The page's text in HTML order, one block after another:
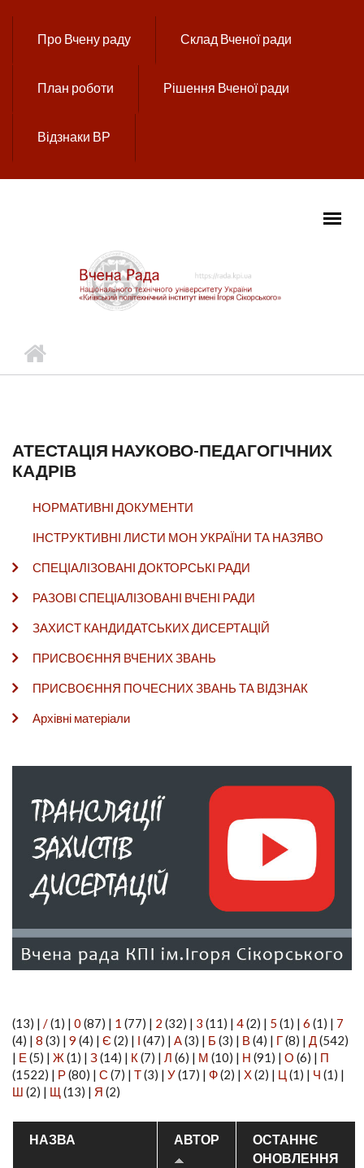
Про Вчену раду Склад Вченої ради
План роботи Рішення Вченої ради
Відзнаки ВР
ГОЛОВНЕ МЕНЮ
АТЕСТАЦІЯ НАУКОВО-ПЕДАГОГІЧНИХ
КАДРІВ
НОРМАТИВНІ ДОКУМЕНТИ
ІНСТРУКТИВНІ ЛИСТИ МОН УКРАЇНИ ТА НАЗЯВО
СПЕЦІАЛІЗОВАНІ ДОКТОРСЬКІ РАДИ
РАЗОВІ СПЕЦІАЛІЗОВАНІ ВЧЕНІ РАДИ
ЗАХИСТ КАНДИДАТСЬКИХ ДИСЕРТАЦІЙ
ПРИСВОЄННЯ ВЧЕНИХ ЗВАНЬ
ПРИСВОЄННЯ ПОЧЕСНИХ ЗВАНЬ ТА ВІДЗНАК
Архівні матеріали
(13) | /(1) | 0 (87) | 1 (77) | 2 (32) | 3 (11) | 4(2) | 5 (1) | 6 (1) | 7
(4) | 8 (3) | 9 (4) | Є (2) | І (47) | А(3) | Б (3) | В(4) | Г(8) | Д(542)
| Е (5) | Ж (1) | З(14) | К (7) | Л (6) | М (10) | Н (91) | О (6) | П
(1522) | Р(80) | С (7) | Т(3) | У(17) | Ф(2) | Х(2) | Ц (1) | Ч (1) |
Ш (2) | Щ (13) | Я (2)
НАЗВА АВТОР
ОСТАННЄ
ОНОВЛЕННЯ